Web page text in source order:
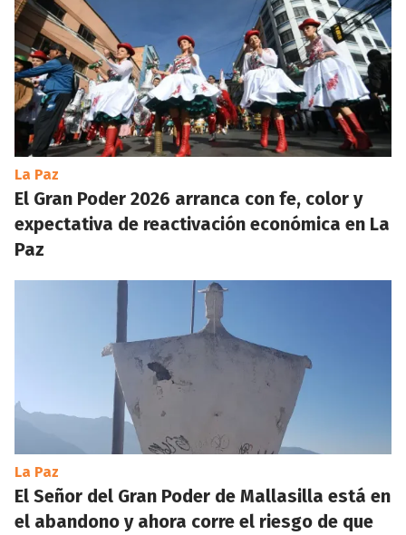
La Paz
El Gran Poder 2026 arranca con fe, color y
expectativa de reactivación económica en La
Paz
La Paz
El Señor del Gran Poder de Mallasilla está en
el abandono y ahora corre el riesgo de que